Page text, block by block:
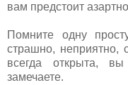
вам предстоит
Помните одну
страшно, неприятно,
всегда открыта,
замечаете.